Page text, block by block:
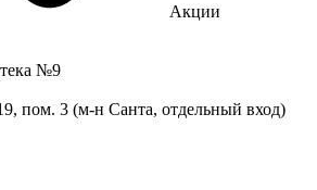
Акции
№9
пом. 3 (м-н Санта, отдельный вход)